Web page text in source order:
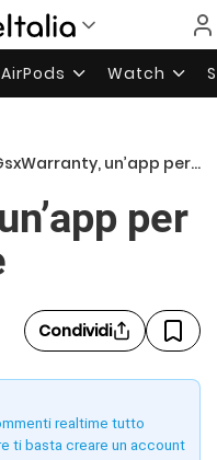
AirPods Watch
un’app per i tecnici Apple
per
Condividi
realtime tutto
ti basta creare un account